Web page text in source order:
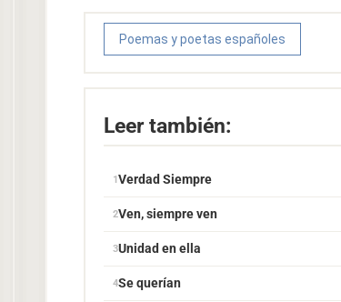
Poemas y poetas españoles
Leer también:
Verdad Siempre
Ven, siempre ven
Unidad en ella
Se querían